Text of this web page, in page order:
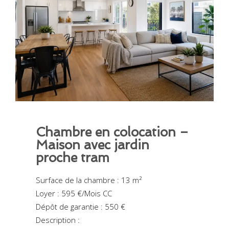
Chambre en colocation –
Maison avec jardin
proche tram
Surface de la chambre : 13 m²
Loyer : 595 €/Mois CC
Dépôt de garantie : 550 €
Description :